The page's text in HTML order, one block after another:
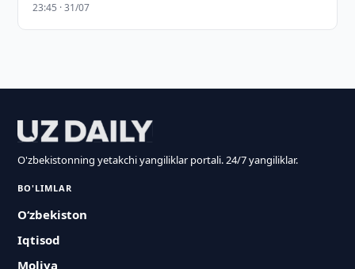
23:45 · 31/07
O'zbekistonning yetakchi yangiliklar portali. 24/7 yangiliklar.
BO'LIMLAR
O‘zbekiston
Iqtisod
Moliya